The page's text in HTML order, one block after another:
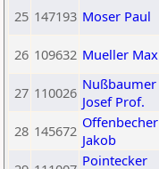
25 147193 Moser Paul
26 109632 Mueller Max
27 110026 Nußbaumer
Josef Prof.
28 145672 Offenbecher
Jakob
Pointecker